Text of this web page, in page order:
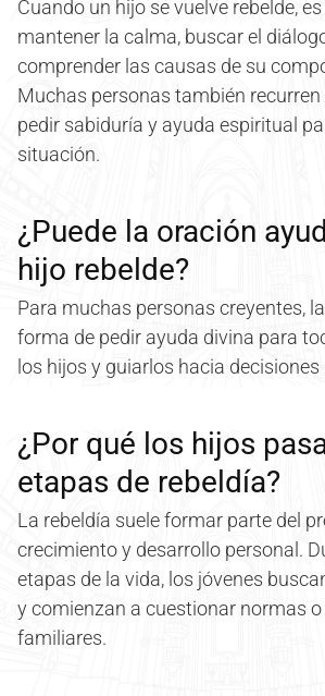
Cuando un hijo se vuelve rebelde,
mantener la calma, buscar el
comprender las causas de su
Muchas personas también
pedir sabiduría y ayuda espiritual
situación.
¿Puede la oración
hijo rebelde?
Para muchas personas creyentes,
forma de pedir ayuda divina para
los hijos y guiarlos hacia
¿Por qué los hijos
etapas de rebeldía?
La rebeldía suele formar parte del
crecimiento y desarrollo personal.
etapas de la vida, los jóvenes
y comienzan a cuestionar normas
familiares.